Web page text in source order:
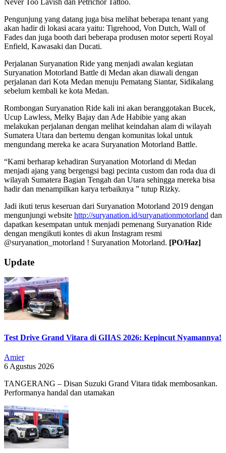
Pengunjung yang datang juga bisa melihat beberapa tenant yang
akan hadir di lokasi acara yaitu: Tigrehood, Von Dutch, Wall of
Fades dan juga booth dari beberapa produsen motor seperti Royal
Enfield, Kawasaki dan Ducati.
Perjalanan Suryanation Ride yang menjadi awalan kegiatan
Suryanation Motorland Battle di Medan akan diawali dengan
perjalanan dari Kota Medan menuju Pematang Siantar, Sidikalang
sebelum kembali ke kota Medan.
Rombongan Suryanation Ride kali ini akan beranggotakan Bucek,
Ucup Lawless, Melky Bajay dan Ade Habibie yang akan
melakukan perjalanan dengan melihat keindahan alam di wilayah
Sumatera Utara dan bertemu dengan komunitas lokal untuk
mengundang mereka ke acara Suryanation Motorland Battle.
“Kami berharap kehadiran Suryanation Motorland di Medan
menjadi ajang yang bergengsi bagi pecinta custom dan roda dua di
wilayah Sumatera Bagian Tengah dan Utara sehingga mereka bisa
hadir dan menampilkan karya terbaiknya ” tutup Rizky.
Jadi ikuti terus keseruan dari Suryanation Motorland 2019 dengan
mengunjungi website http://suryanation.id/suryanationmotorland dan
dapatkan kesempatan untuk menjadi pemenang Suryanation Ride
dengan mengikuti kontes di akun Instagram resmi
@suryanation_motorland ! Suryanation Motorland. [PO/Haz]
2019-
07-
16
Update
Test Drive Grand Vitara di GIIAS 2026: Kepincut Nyamannya!
Amier
6 Agustus 2026
TANGERANG – Disan Suzuki Grand Vitara tidak membosankan.
Performanya handal dan utamakan